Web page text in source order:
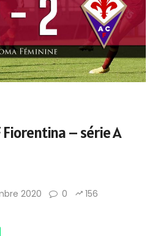
Fiorentina – série A
2020 0
156